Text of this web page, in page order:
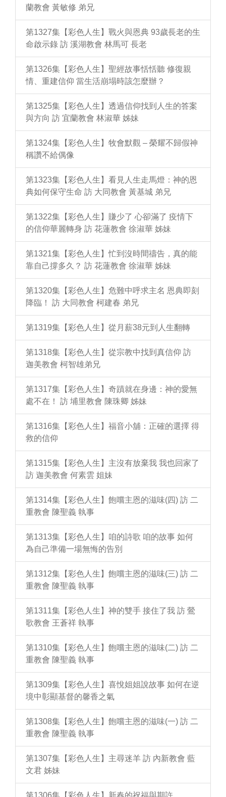
蘭教會 黃敏修 弟兄
第1327集【彩色人生】戰火與恩典 93歲長老的生
命啟示錄 訪 溪湖教會 林馬可 長老
第1326集【彩色人生】聖經故事恬恬聽 修復親
情、重建信仰 當生活崩塌時該怎麼辦？
第1325集【彩色人生】透過信仰找到人生的答案
與方向 訪 宜蘭教會 林淑華 姊妹
第1324集【彩色人生】牧會默觀 – 榮耀不歸假神
稱讚不給偶像
第1323集【彩色人生】看見人生走馬燈：神的恩
典如何保守生命 訪 大同教會 黃基城 弟兄
第1322集【彩色人生】賺少了 心卻滿了 疫情下
的信仰華麗轉身 訪 花蓮教會 徐淑華 姊妹
第1321集【彩色人生】忙到沒時間禱告，真的能
靠自己撐多久？ 訪 花蓮教會 徐淑華 姊妹
第1320集【彩色人生】危難中呼求主名 恩典即刻
降臨！ 訪 大同教會 柯建春 弟兄
第1319集【彩色人生】從月薪38元到人生翻轉
第1318集【彩色人生】從宗教中找到真信仰 訪
迦美教會 柯智雄弟兄
第1317集【彩色人生】奇蹟就在身邊：神的愛無
處不在！ 訪 埔里教會 陳珠卿 姊妹
第1316集【彩色人生】福音小舖：正確的選擇 得
救的信仰
第1315集【彩色人生】主沒有放棄我 我也回家了
訪 迦美教會 何素雲 姐妹
第1314集【彩色人生】飽嚐主恩的滋味(四) 訪 二
重教會 陳聖義 執事
第1313集【彩色人生】咱的詩歌 咱的故事 如何
為自己準備一場無悔的告別
第1312集【彩色人生】飽嚐主恩的滋味(三) 訪 二
重教會 陳聖義 執事
第1311集【彩色人生】神的雙手 接住了我 訪 鶯
歌教會 王蒼祥 執事
第1310集【彩色人生】飽嚐主恩的滋味(二) 訪 二
重教會 陳聖義 執事
第1309集【彩色人生】喜悅姐姐說故事 如何在逆
境中彰顯基督的馨香之氣
第1308集【彩色人生】飽嚐主恩的滋味(一) 訪 二
重教會 陳聖義 執事
第1307集【彩色人生】主尋迷羊 訪 內新教會 藍
文君 姊妹
第1306集【彩色人生】新春的祝福與期許